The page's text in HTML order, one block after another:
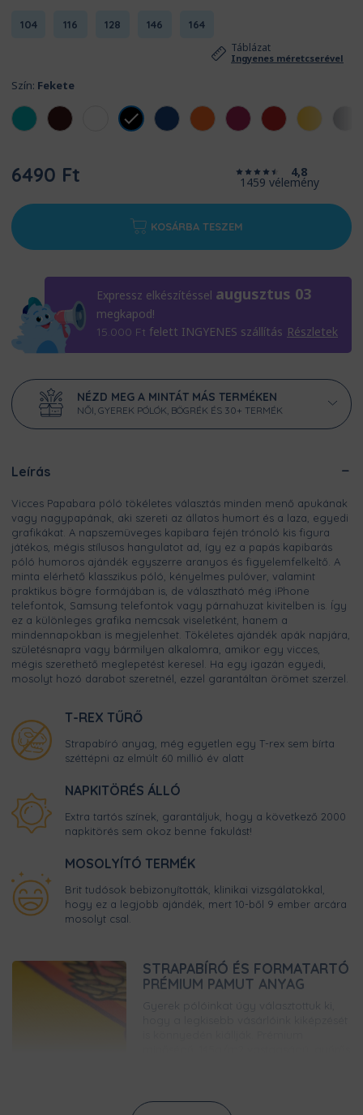
104 116 128 146 164
Táblázat
Ingyenes méretcserével
Szín: Fekete
6490 Ft 4,8
1459 vélemény
KOSÁRBA TESZEM
Expressz elkészítéssel augusztus 03
megkapod!
15.000 Ft felett INGYENES szállítás Részletek
NÉZD MEG A MINTÁT MÁS TERMÉKEN
NŐI, GYEREK PÓLÓK, BÖGRÉK ÉS 30+ TERMÉK
Leírás
Vicces Papabara póló tökéletes választás minden menő apukának
vagy nagypapának, aki szereti az állatos humort és a laza, egyedi
grafikákat. A napszemüveges kapibara fején trónoló kis figura
játékos, mégis stílusos hangulatot ad, így ez a papás kapibarás
póló humoros ajándék egyszerre aranyos és figyelemfelkeltő. A
minta elérhető klasszikus póló, kényelmes pulóver, valamint
praktikus bögre formájában is, de választható még iPhone
telefontok, Samsung telefontok vagy párnahuzat kivitelben is. Így
ez a különleges grafika nemcsak viseletként, hanem a
mindennapokban is megjelenhet. Tökéletes ajándék apák napjára,
születésnapra vagy bármilyen alkalomra, amikor egy vicces,
mégis szerethető meglepetést keresel. Ha egy igazán egyedi,
mosolyt hozó darabot szeretnél, ezzel garantáltan örömet szerzel.
T-REX TŰRŐ
Strapabíró anyag, még egyetlen egy T-rex sem bírta
széttépni az elmúlt 60 millió év alatt
NAPKITÖRÉS ÁLLÓ
Extra tartós színek, garantáljuk, hogy a következő 2000
napkitörés sem okoz benne fakulást!
MOSOLYÍTÓ TERMÉK
Brit tudósok bebizonyították, klinikai vizsgálatokkal,
hogy ez a legjobb ajándék, mert 10-ből 9 ember arcára
mosolyt csal.
STRAPABÍRÓ ÉS FORMATARTÓ
PRÉMIUM PAMUT ANYAG
Gyerek pólóinkat úgy választottuk ki,
GARANTÁLTAN KOPÁSMENTES